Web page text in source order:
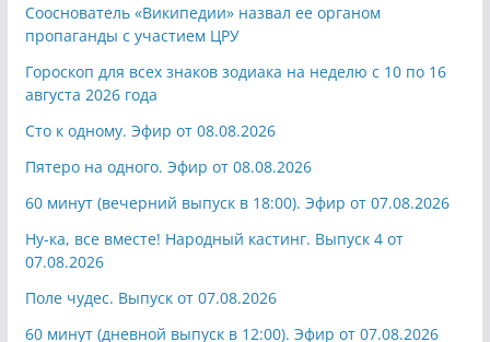
Сооснователь «Википедии» назвал ее органом
пропаганды с участием ЦРУ
Гороскоп для всех знаков зодиака на неделю с 10 по 16
августа 2026 года
Сто к одному. Эфир от 08.08.2026
Пятеро на одного. Эфир от 08.08.2026
60 минут (вечерний выпуск в 18:00). Эфир от 07.08.2026
Ну-ка, все вместе! Народный кастинг. Выпуск 4 от
07.08.2026
Поле чудес. Выпуск от 07.08.2026
60 минут (дневной выпуск в 12:00). Эфир от 07.08.2026